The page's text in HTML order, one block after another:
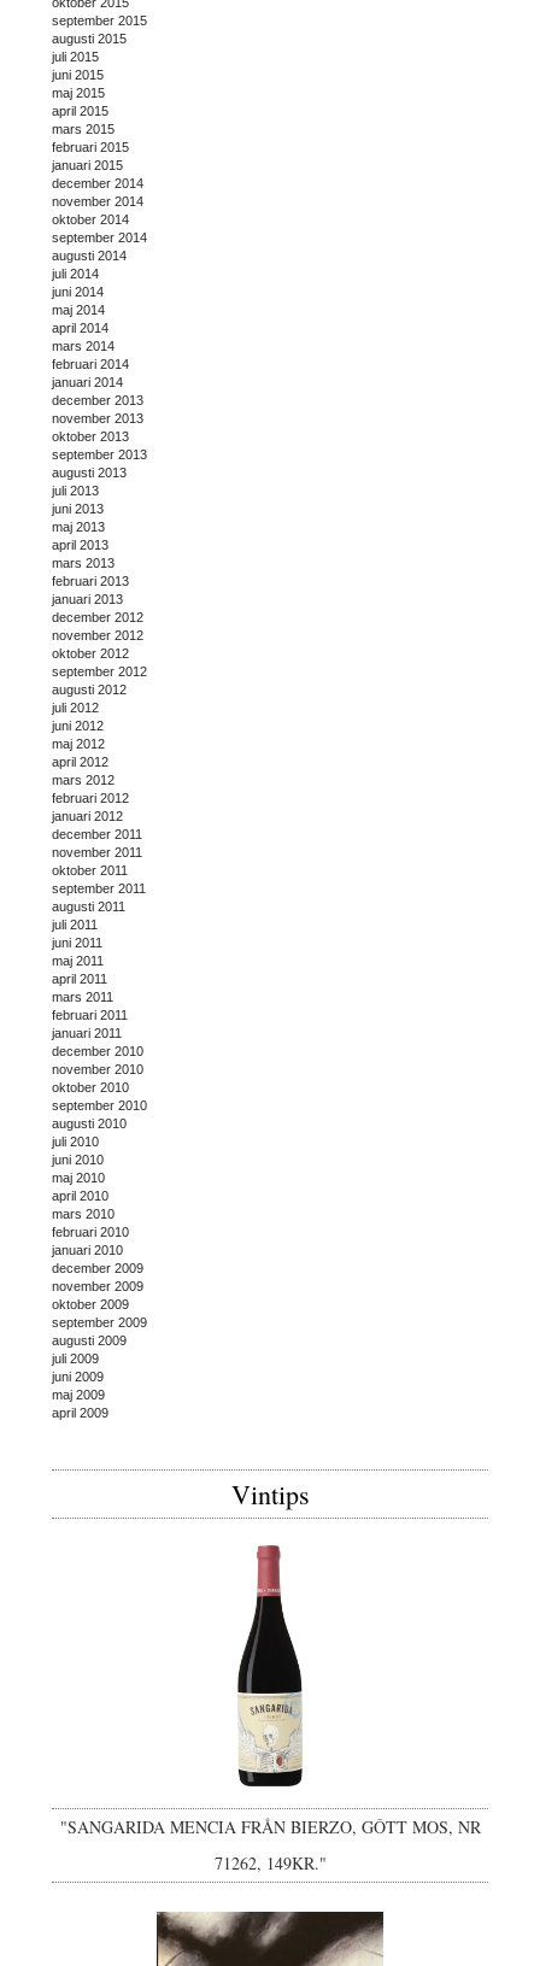
september 2015
augusti 2015
juli 2015
juni 2015
maj 2015
april 2015
mars 2015
februari 2015
januari 2015
december 2014
november 2014
oktober 2014
september 2014
augusti 2014
juli 2014
juni 2014
maj 2014
april 2014
mars 2014
februari 2014
januari 2014
december 2013
november 2013
oktober 2013
september 2013
augusti 2013
juli 2013
juni 2013
maj 2013
april 2013
mars 2013
februari 2013
januari 2013
december 2012
november 2012
oktober 2012
september 2012
augusti 2012
juli 2012
juni 2012
maj 2012
april 2012
mars 2012
februari 2012
januari 2012
december 2011
november 2011
oktober 2011
september 2011
augusti 2011
juli 2011
juni 2011
maj 2011
april 2011
mars 2011
februari 2011
januari 2011
december 2010
november 2010
oktober 2010
september 2010
augusti 2010
juli 2010
juni 2010
maj 2010
april 2010
mars 2010
februari 2010
januari 2010
december 2009
november 2009
oktober 2009
september 2009
augusti 2009
juli 2009
juni 2009
maj 2009
april 2009
Vintips
"SANGARIDA MENCIA FRÅN BIERZO, GÔTT MOS, NR
71262, 149KR."